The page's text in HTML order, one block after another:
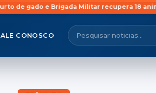
Militar recupera 18 animais em Rosário do
CONOSCO